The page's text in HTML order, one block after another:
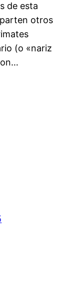
de esta
otros
(o «nariz